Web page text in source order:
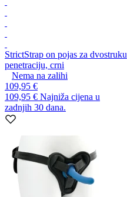
StrictStrap on pojas za dvostruku
penetraciju, crni
Nema na zalihi
109,95 €
109,95 € Najniža cijena u
zadnjih 30 dana.